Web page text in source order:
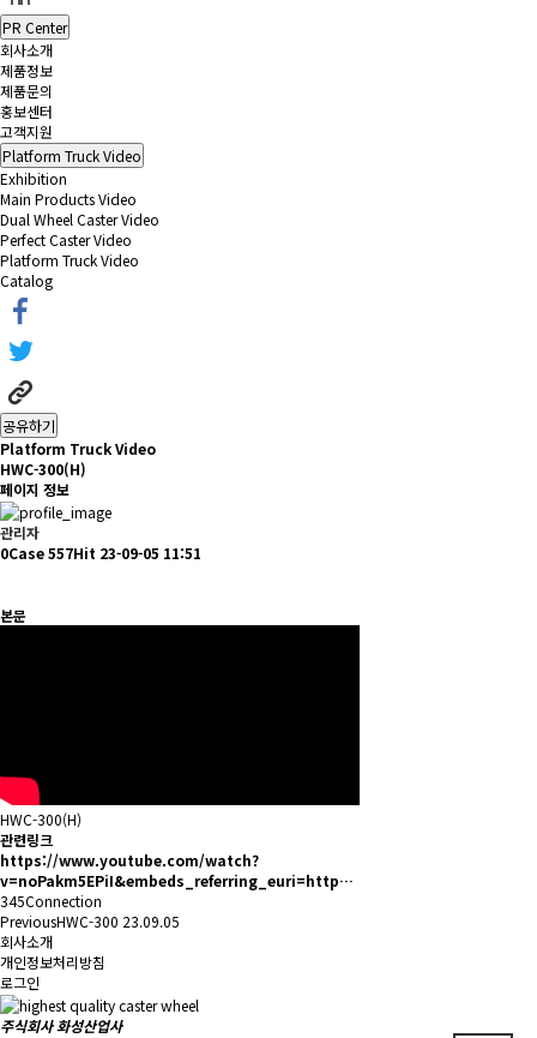
PR Center
회사소개
제품정보
제품문의
홍보센터
고객지원
Platform Truck Video
Exhibition
Main Products Video
Dual Wheel Caster Video
Perfect Caster Video
Platform Truck Video
Catalog
공유하기
Platform Truck Video
HWC-300(H)
페이지 정보
관리자
0Case557Hit 23-09-05 11:51
본문
HWC-300(H)
관련링크
https://www.youtube.com/watch?
v=noPakm5EPiI&embeds_referring_euri=http…
345Connection
PreviousHWC-300 23.09.05
회사소개
개인정보처리방침
로그인
주식회사 화성산업사